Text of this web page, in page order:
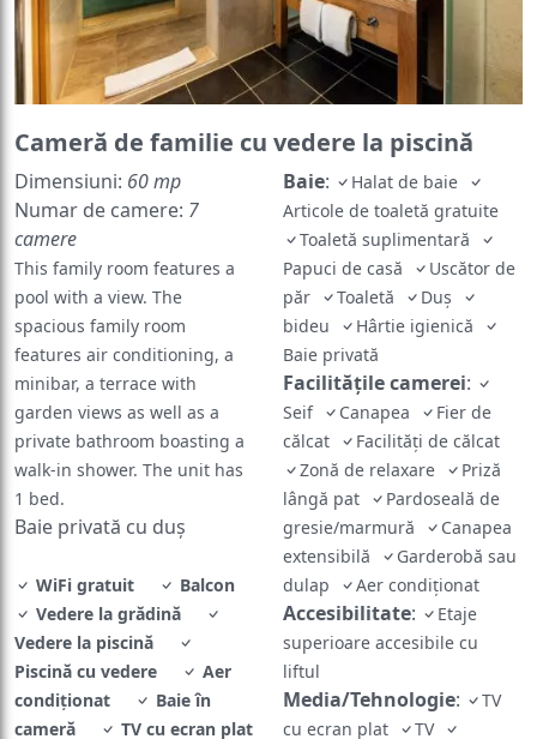
Cameră de familie cu vedere la piscină
Dimensiuni:60 mp
Numar de camere:
camere
This family room features a
pool with a view. The
spacious family room
features air conditioning, a
minibar, a terrace with
garden views as well as a
private bathroom boasting a
walk-in shower. The unit has
1 bed.
Baie privată cu duș
Vedere la grădină
Vedere la piscină
Piscină cu vedere
condiţionat
Baie în
cameră
TV cu ecran plat
Terasă
Minibar
Baie:
Halat de baie
Articole de toaletă gratuite
Toaletă suplimentară
Papuci de casă
Uscător de
păr
Toaletă
Duş
bideu
Hârtie igienică
Baie privată
Facilităţile camerei
Seif Canapea
Fier de
călcat
Facilităţi de călcat
Zonă de relaxare
Priză
lângă pat
Pardoseală de
gresie/marmură
Canapea
extensibilă
Garderobă sau
dulap
Aer condiţionat
Accesibilitate:
Etaje
superioare accesibile cu
liftul
Media/Tehnologie
cu ecran plat
TV
Telefon
Canale prin satelit